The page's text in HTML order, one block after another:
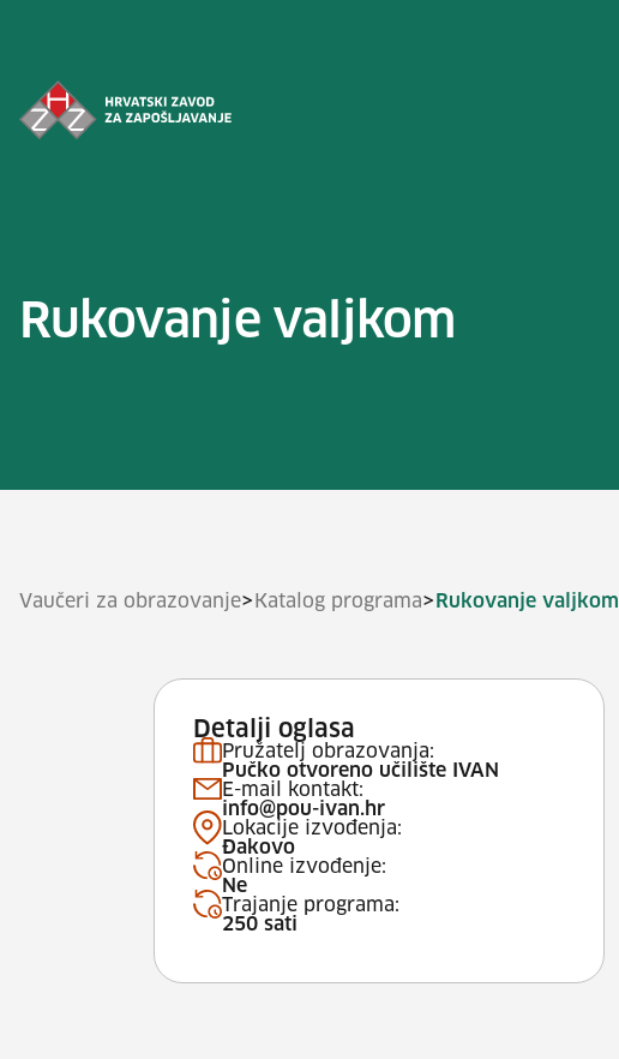
Rukovanje valjkom
Vaučeri za obrazovanje> Katalog programa> Rukovanje valjkom
Detalji oglasa
Pružatelj obrazovanja:
Pučko otvoreno učilište IVAN
E-mail kontakt:
info@pou-ivan.hr
Lokacije izvođenja:
Đakovo
Online izvođenje:
Ne
Trajanje programa:
250 sati